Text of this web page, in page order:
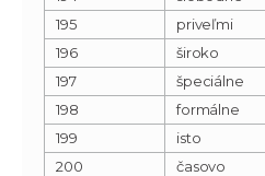
195
priveľmi
196
široko
197
špeciálne
198
formálne
199
isto
200
časovo